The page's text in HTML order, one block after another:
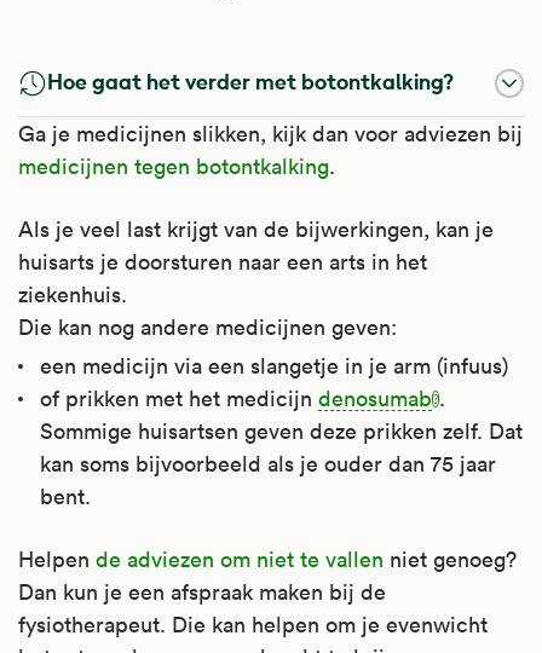
Vitamine D (colecalciferol) zorgt voor de
opname van calcium (kalk) en fosfaat uit het
voedsel. Calcium en fosfaat zijn nodig voor
Het is te gebruiken bij vitaminegebrek en bij
botontkalking.
Kijk voor meer informatie op
Apotheek.nl
.
Hoe gaat het verder met botontkalking?
Ga je medicijnen slikken, kijk dan voor adviezen bij
medicijnen tegen botontkalking.
Als je veel last krijgt van de bijwerkingen, kan je
huisarts je doorsturen naar een arts in het
ziekenhuis.
Die kan nog andere medicijnen geven:
een medicijn via een slangetje in je arm (infuus)
of prikken met het medicijn denosumab .
Sommige huisartsen geven deze prikken zelf. Dat
kan soms bijvoorbeeld als je ouder dan 75 jaar
bent.
Helpen de adviezen om niet te vallen niet genoeg?
Dan kun je een afspraak maken bij de
fysiotherapeut. Die kan helpen om je evenwicht